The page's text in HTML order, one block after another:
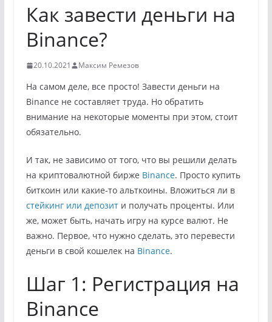
Как завести деньги на
Binance?
20.10.2021 Максим Ремезов
На самом деле, все просто! Завести деньги на
Binance не составляет труда. Но обратить
внимание на некоторые моменты при этом, стоит
обязательно.
И так, не зависимо от того, что вы решили делать
на криптовалютной бирже Binance. Просто купить
биткоин или какие-то альткоины. Вложиться ли в
стейкинг или депозити получать проценты. Или
же, может быть, начать игру на курсе валют. Не
важно. Первое, что нужно сделать, это перевести
деньги в свой кошелек на Binance.
Шаг 1: Регистрация на
Binance